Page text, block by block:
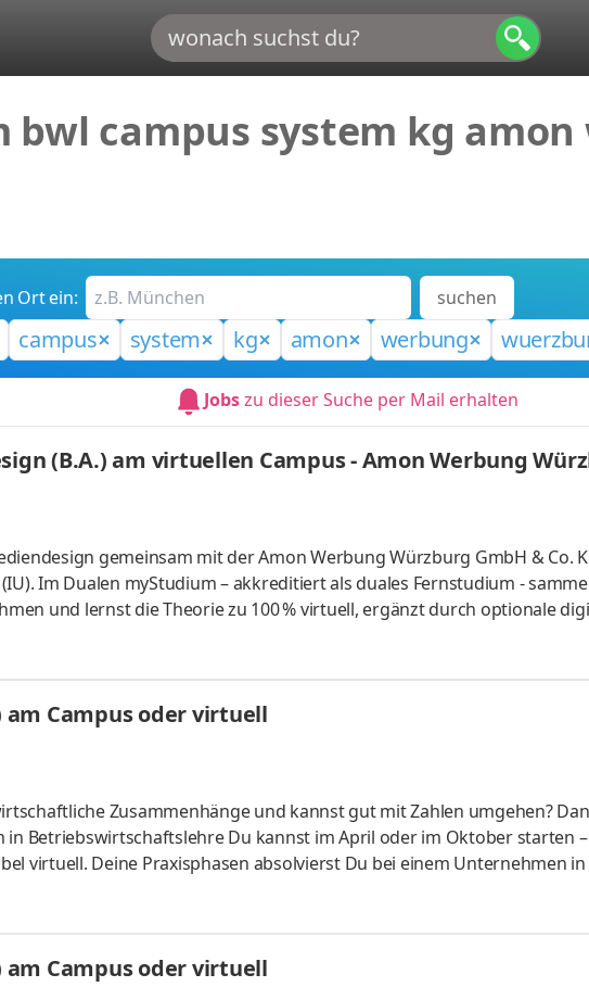
bwl campus system kg
Ort ein: suchen
campus system kg amon werbung
Jobszu dieser Suche per Mail erhalten
(B.A.) am virtuellen Campus - Amon Werbung
gemeinsam mit der Amon Werbung Würzburg GmbH & Co.
Im Dualen myStudium – akkreditiert als duales Fernstudium -
und lernst die Theorie zu 100 % virtuell, ergänzt durch optionale
Werbetechnik aus Würzburg – wir mixen kreative Ideen mit
rockt coole Konzepte von Layout bis Umsetzung. Gestaltung,
Wir setzen auf frische Ideen, schnelle Umsetzung und Spaß an
Standort: Wür
am Campus oder virtuell
Zusammenhänge und kannst gut mit Zahlen umgehen?
in Betriebswirtschaftslehre Du kannst im April oder im Oktober starten
virtuell. Deine Praxisphasen absolvierst Du bei einem Unternehmen
eine von fünf Spezialisierungsmöglichkeiten – und kannst Dich so noch
Accounting &
Aufgaben Du
Aufnahmeprüfung startenDu absolvierst ein staatlich anerkanntes
am Campus oder virtuell